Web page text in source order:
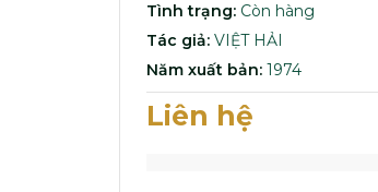
Tình trạng: Còn hàng
Tác giả: VIỆT HẢI
Năm xuất bản: 1974
Liên hệ